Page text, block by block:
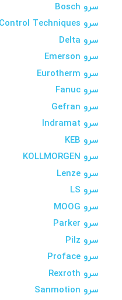
سرو Bosch
سرو Control Techniques
سرو Delta
سرو Emerson
سرو Eurotherm
سرو Fanuc
سرو Gefran
سرو Indramat
سرو KEB
سرو KOLLMORGEN
سرو Lenze
سرو LS
سرو MOOG
سرو Parker
سرو Pilz
سرو Proface
سرو Rexroth
سرو Sanmotion